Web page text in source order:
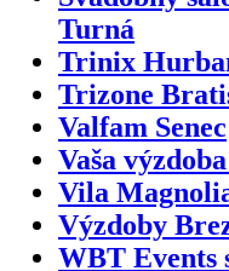
Turná
Trinix
Trizone
Valfam Senec
Vaša
Vila
Výzdoby
WBT Events